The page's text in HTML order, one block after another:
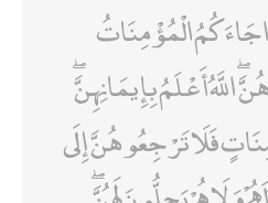
جَاءَكُمُ الْمُؤْمِنَاتُ
أَعْلَمُ بِإِيمَانِهِنَّ
فَلَا تَرْجِعُوهُنَّ إِلَى